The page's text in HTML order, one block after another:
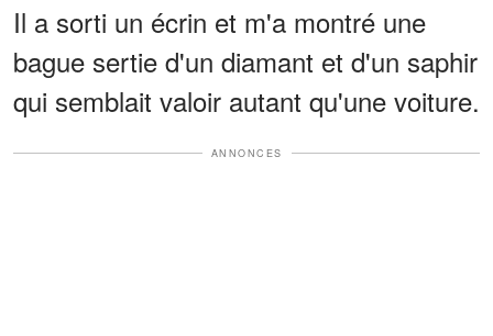
Il a sorti un écrin et m'a montré une
bague sertie d'un diamant et d'un saphir
qui semblait valoir autant qu'une voiture.
ANNONCES